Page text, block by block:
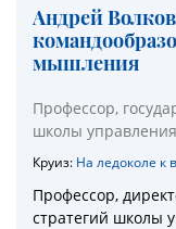
Андрей
мышления
Профессор,
школы
Круиз: На ледоколе к
Профессор,
стратегий школы